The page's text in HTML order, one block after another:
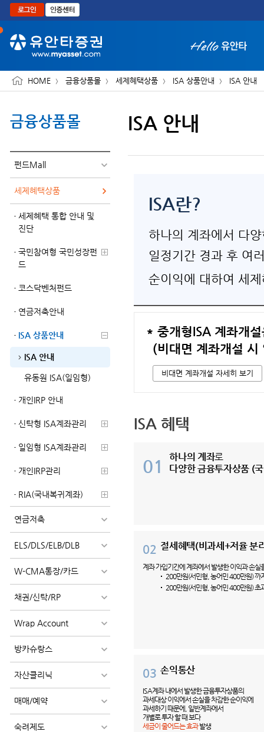
본문으로 바로가기
HOME 금융상품몰 세제혜택상품 ISA 상품안내 ISA 안내
금융상품몰
펀드Mall
세제혜택상품
세제혜택 통합 안내 및
진단
국민참여형 국민성장펀
드
코스닥벤처펀드
연금저축안내
ISA 상품안내
ISA 안내
유동원 ISA(일임형)
개인IRP 안내
신탁형 ISA계좌관리
일임형 ISA계좌관리
개인IRP관리
RIA(국내복귀계좌)
연금저축
ELS/DLS/ELB/DLB
W-CMA통장/카드
채권/신탁/RP
Wrap Account
방카슈랑스
자산클리닉
매매/예약
숙려제도
ISA 안내
ISA란?
하나의 계좌에서 다
일정기간 경과 후 여
순이익에 대하여 세
* 중개형ISA 계좌개
(비대면 계좌개설 시
비대면 계좌개설 자세히 보기
ISA 혜택
01 하나의 계좌로
다양한 금융투자상품 (
02 절세혜택(비과세+저율 분
계좌 가입기간에 계좌에서 발생한 이익과 손실
200만원(서민형, 농어민 400만원) 까
200만원(서민형, 농어민 400만원) 초
03 손익통산
ISA계좌 내에서 발생한 금융투자상품의
과세대상이익에서 손실을 차감한 순이익에
과세하기 때문에, 일반계좌에서
개별로 투자 할 때 보다
세금이 줄어드는 효과발생